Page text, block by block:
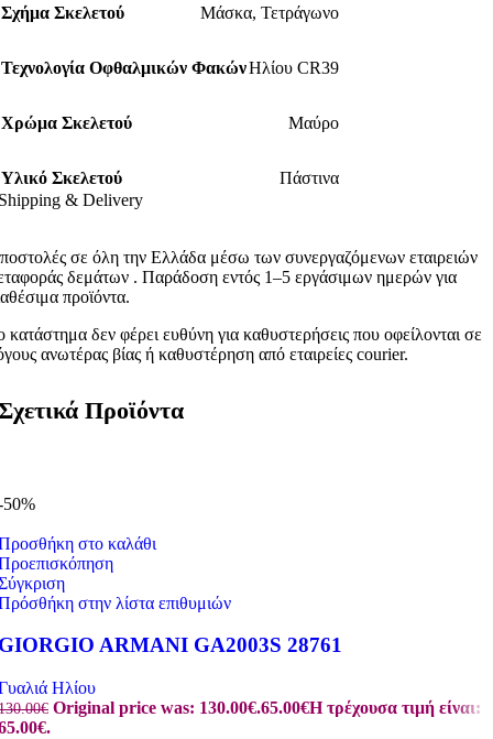
Σχήμα Σκελετού Μάσκα, Τετράγωνο
Τεχνολογία Οφθαλμικών ΦακώνΗλίου CR39
Χρώμα Σκελετού Μαύρο
Υλικό Σκελετού
Πάστινα
& Delivery
σε όλη την Ελλάδα μέσω των συνεργαζόμενων εταιρειών
δεμάτων . Παράδοση εντός 1–5 εργάσιμων ημερών για
προϊόντα.
κατάστημα δεν φέρει ευθύνη για καθυστερήσεις που οφείλονται σε
ανωτέρας βίας ή καθυστέρηση από εταιρείες courier.
Προϊόντα
50%
στο καλάθι
στην λίστα επιθυμιών
ARMANI GA2003S 28761
Ηλίου
€ Original price was: 130.00€.65.00€Η τρέχουσα τιμή είναι: